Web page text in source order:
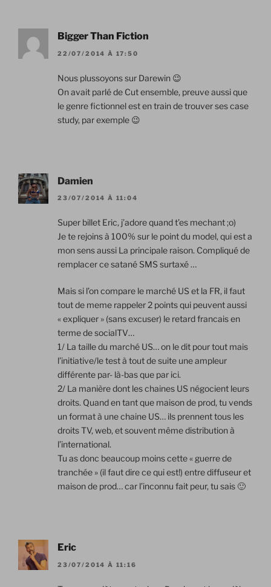
Bigger Than Fiction
22/07/2014 À 17:50
Nous plussoyons sur Darewin 😉
On avait parlé de Cut ensemble, preuve aussi que
le genre fictionnel est en train de trouver ses case
study, par exemple 😉
Damien
23/07/2014 À 11:04
Super billet Eric, j’adore quand t’es mechant ;o)
Je te rejoins à 100% sur le point du model, qui est a
mon sens aussi La principale raison. Compliqué de
remplacer ce satané SMS surtaxé …
Mais si l’on compare le marché US et la FR, il faut
tout de meme rappeler 2 points qui peuvent aussi
« expliquer » (sans excuser) le retard francais en
terme de socialTV…
1/ La taille du marché US… on le dit pour tout mais
l’initiative/le test à tout de suite une ampleur
différente par- là-bas que par ici.
2/ La manière dont les chaines US négocient leurs
droits. Quand en tant que maison de prod, tu vends
un format à une chaine US… ils prennent tous les
droits TV, web, et souvent même distribution à
l’international.
Tu as donc beaucoup moins cette « guerre de
tranchée » (il faut dire ce qui est!) entre diffuseur et
maison de prod… car l’inconnu fait peur, tu sais 🙂
Eric
23/07/2014 À 11:16